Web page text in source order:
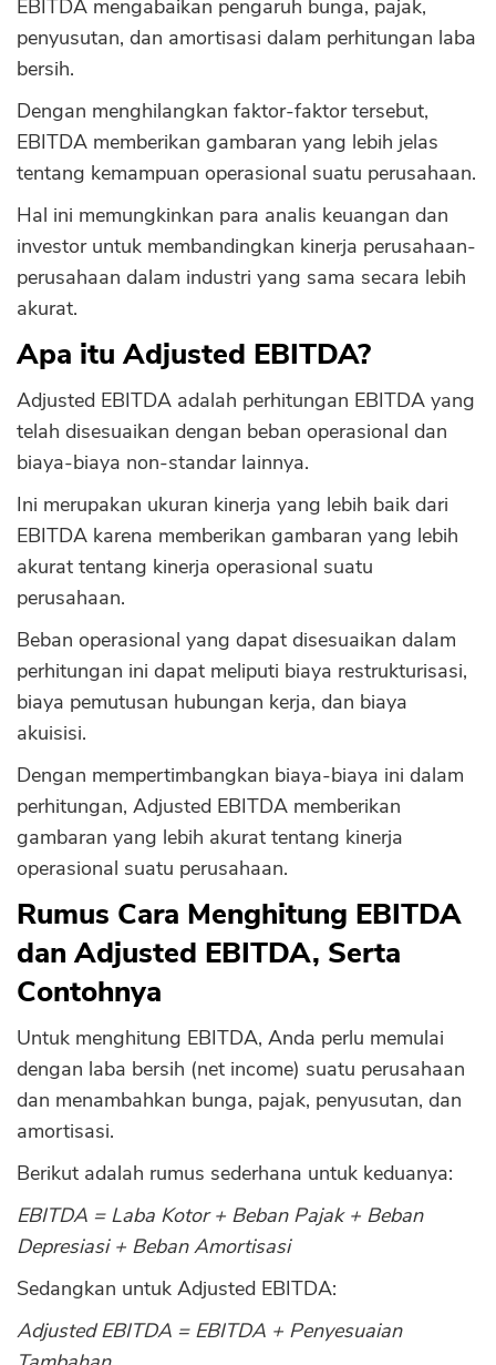
EBITDA mengabaikan pengaruh bunga, pajak,
penyusutan, dan amortisasi dalam perhitungan laba
bersih.
Dengan menghilangkan faktor-faktor tersebut,
EBITDA memberikan gambaran yang lebih jelas
tentang kemampuan operasional suatu perusahaan.
Hal ini memungkinkan para analis keuangan dan
investor untuk membandingkan kinerja perusahaan-
perusahaan dalam industri yang sama secara lebih
akurat.
Apa itu Adjusted EBITDA?
Adjusted EBITDA adalah perhitungan EBITDA yang
telah disesuaikan dengan beban operasional dan
biaya-biaya non-standar lainnya.
Ini merupakan ukuran kinerja yang lebih baik dari
EBITDA karena memberikan gambaran yang lebih
akurat tentang kinerja operasional suatu
perusahaan.
Beban operasional yang dapat disesuaikan dalam
perhitungan ini dapat meliputi biaya restrukturisasi,
biaya pemutusan hubungan kerja, dan biaya
akuisisi.
Dengan mempertimbangkan biaya-biaya ini dalam
perhitungan, Adjusted EBITDA memberikan
gambaran yang lebih akurat tentang kinerja
operasional suatu perusahaan.
Rumus Cara Menghitung EBITDA
dan Adjusted EBITDA, Serta
Contohnya
Untuk menghitung EBITDA, Anda perlu memulai
dengan laba bersih (net income) suatu perusahaan
dan menambahkan bunga, pajak, penyusutan, dan
amortisasi.
Berikut adalah rumus sederhana untuk keduanya:
EBITDA = Laba Kotor + Beban Pajak + Beban
Depresiasi + Beban Amortisasi
Sedangkan untuk Adjusted EBITDA:
Adjusted EBITDA = EBITDA + Penyesuaian